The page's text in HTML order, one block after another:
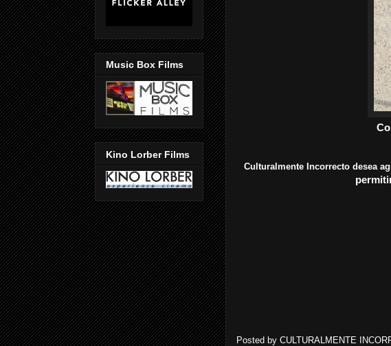
Culturalmente Incorrecto desea
Posted by CULTURALMENTE
Music Box Films
Kino Lorber Films